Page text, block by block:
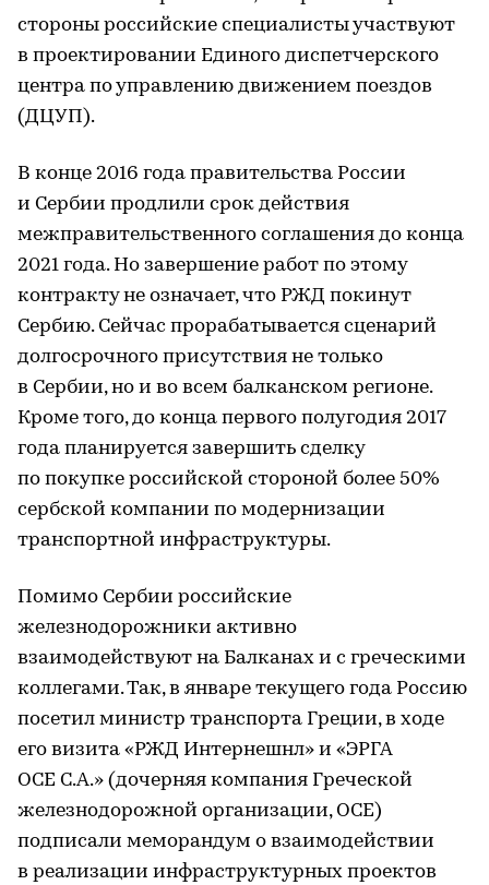
стороны российские специалисты участвуют
в проектировании Единого диспетчерского
центра по управлению движением поездов
(ДЦУП).
В конце 2016 года правительства России
и Сербии продлили срок действия
межправительственного соглашения до конца
2021 года. Но завершение работ по этому
контракту не означает, что РЖД покинут
Сербию. Сейчас прорабатывается сценарий
долгосрочного присутствия не только
в Сербии, но и во всем балканском регионе.
Кроме того, до конца первого полугодия 2017
года планируется завершить сделку
по покупке российской стороной более 50%
сербской компании по модернизации
транспортной инфраструктуры.
Помимо Сербии российские
железнодорожники активно
взаимодействуют на Балканах и с греческими
коллегами. Так, в январе текущего года Россию
посетил министр транспорта Греции, в ходе
его визита «РЖД Интернешнл» и «ЭРГА
ОСЕ С.А.» (дочерняя компания Греческой
железнодорожной организации, ОСЕ)
подписали меморандум о взаимодействии
в реализации инфраструктурных проектов